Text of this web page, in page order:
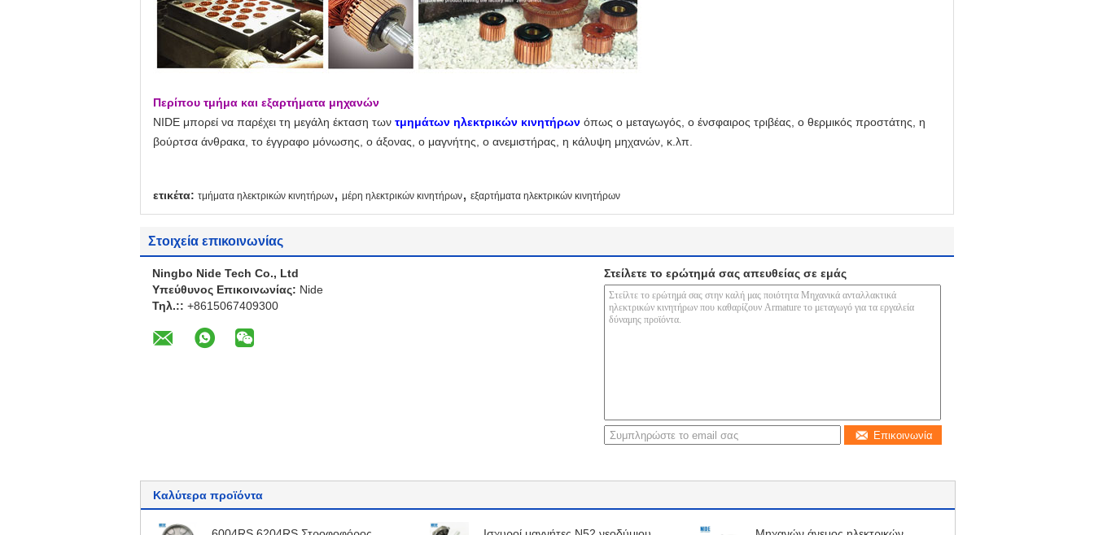
Περίπου τμήμα και εξαρτήματα μηχανών
NIDE μπορεί να παρέχει τη μεγάλη έκταση των τμημάτων ηλεκτρικών κινητήρων όπως ο μεταγωγός, ο ένσφαιρος τριβέας, ο θερμικός προστάτης, η
βούρτσα άνθρακα, το έγγραφο μόνωσης, ο άξονας, ο μαγνήτης, ο ανεμιστήρας, η κάλυψη μηχανών, κ.λπ.
ετικέτα: τμήματα ηλεκτρικών κινητήρων, μέρη ηλεκτρικών κινητήρων, εξαρτήματα ηλεκτρικών κινητήρων
Στοιχεία επικοινωνίας
Ningbo Nide Tech Co., Ltd
Υπεύθυνος Επικοινωνίας: Nide
Τηλ.:: +8615067409300
Στείλετε το ερώτημά σας απευθείας σε εμάς
Επικοινωνία
Καλύτερα προϊόντα